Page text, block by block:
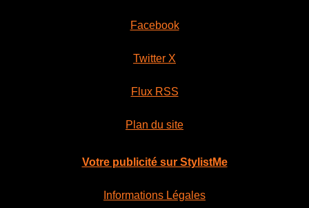
Facebook
Twitter X
Flux RSS
Plan du site
Votre publicité sur StylistMe
Informations Légales